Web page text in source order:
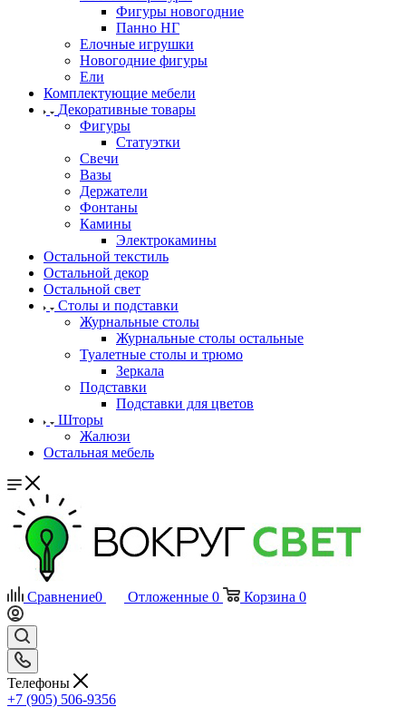
Фигуры новогодние
Панно НГ
Елочные игрушки
Новогодние фигуры
Ели
Комплектующие мебели
Декоративные товары
Фигуры
Статуэтки
Свечи
Вазы
Держатели
Фонтаны
Камины
Электрокамины
Остальной текстиль
Остальной декор
Остальной свет
Столы и подставки
Журнальные столы
Журнальные столы остальные
Туалетные столы и трюмо
Зеркала
Подставки
Подставки для цветов
Шторы
Жалюзи
Остальная мебель
Сравнение0 Отложенные 0 Корзина 0
Телефоны
+7 (905) 506-9356